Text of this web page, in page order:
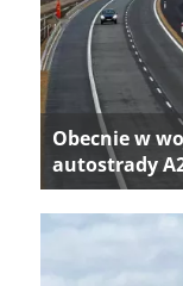
Obecnie w
autostrady